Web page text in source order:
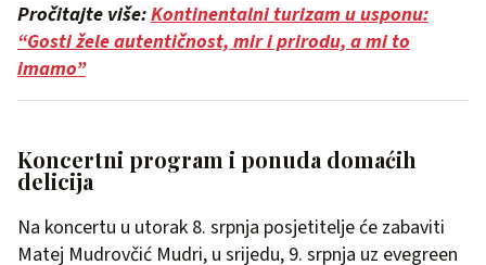
Pročitajte više:Kontinentalni turizam u usponu:
“Gosti žele autentičnost, mir i prirodu, a mi to
imamo”
Koncertni program i ponuda domaćih
delicija
Na koncertu u utorak 8. srpnja posjetitelje će zabaviti
Matej Mudrovčić Mudri, u srijedu, 9. srpnja uz evegreen